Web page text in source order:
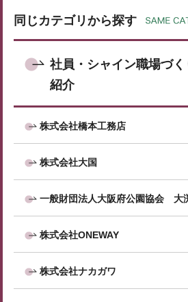
同じカテゴリから探す
社員・シャイン職場づ
紹介
株式会社橋本工務店
株式会社大国
一般財団法人大阪府公園協会 大
株式会社ONEWAY
株式会社ナカガワ